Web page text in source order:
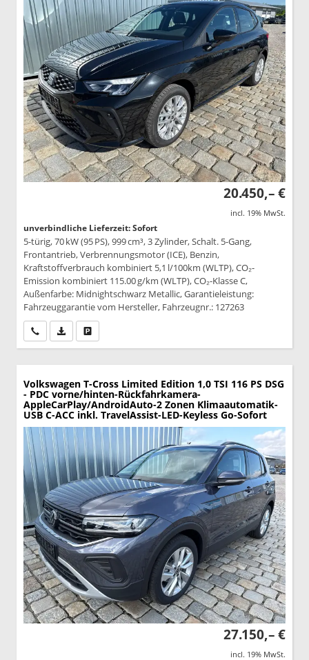
20.450,– €
incl. 19% MwSt.
unverbindliche Lieferzeit: Sofort
5-türig, 70 kW (95 PS), 999 cm³, 3 Zylinder, Schalt. 5-Gang,
Frontantrieb, Verbrennungsmotor (ICE), Benzin,
Kraftstoffverbrauch kombiniert 5,1 l/100km (WLTP), CO₂-
Emission kombiniert 115.00 g/km (WLTP), CO₂-Klasse C,
Außenfarbe: Midnightschwarz Metallic, Garantieleistung:
Fahrzeuggarantie vom Hersteller, Fahrzeugnr.: 127263
Wir rufen Sie anPDF-Datei, Fahrzeugexposé drucken
Volkswagen T-Cross Limited Edition 1,0 TSI 116 PS DSG
- PDC vorne/hinten-Rückfahrkamera-
AppleCarPlay/AndroidAuto-2 Zonen Klimaautomatik-
USB C-ACC inkl. TravelAssist-LED-Keyless Go-Sofort
27.150,– €
incl. 19% MwSt.